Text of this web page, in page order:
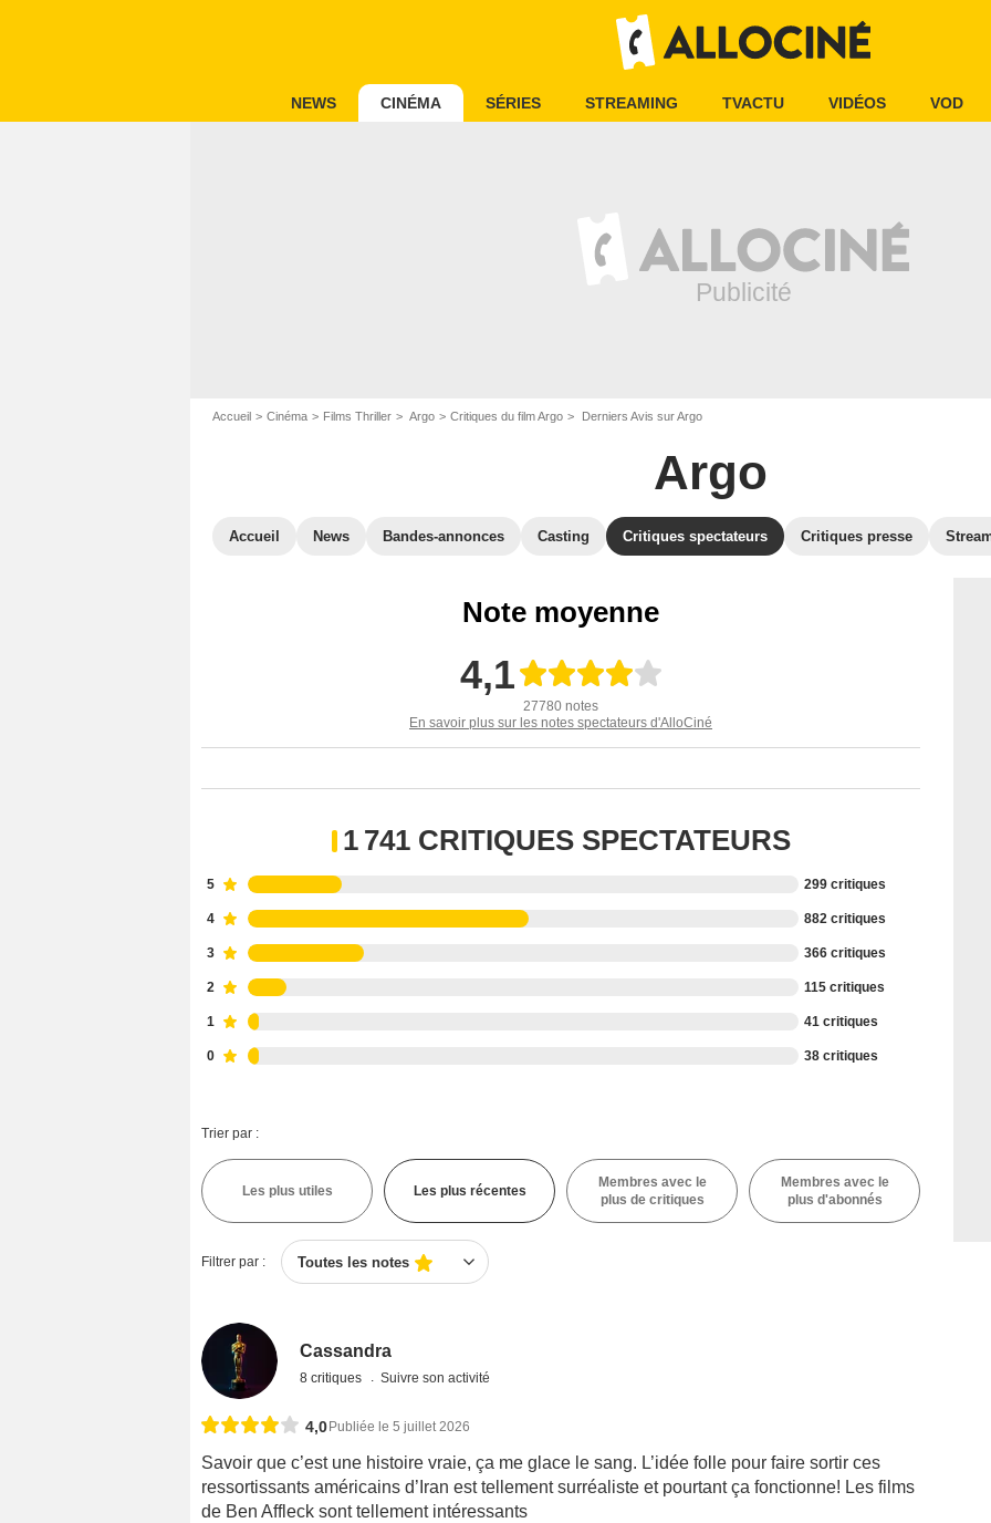
NEWS CINÉMA SÉRIES STREAMING TVACTU VIDÉOS VOD
Accueil Cinéma Films Thriller Argo Critiques du film Argo Derniers Avis sur Argo
Argo
Accueil News Bandes-annonces Casting Critiques spectateurs Critiques presse
Note moyenne
4,1
27780 notes
En savoir plus sur les notes spectateurs d'AlloCiné
1 741 CRITIQUES SPECTATEURS
5 299 critiques
4 882 critiques
3 366 critiques
2 115 critiques
1 41 critiques
0 38 critiques
Trier par :
Les plus utiles Les plus récentes
Membres avec le
plus de critiques
Membres avec le
plus d'abonnés
Filtrer par : Toutes les notes
Cassandra
8 critiques Suivre son activité
4,0 Publiée le 5 juillet 2026
Savoir que c’est une histoire vraie, ça me glace le sang. L’idée folle pour faire sortir ces
ressortissants américains d’Iran est tellement surréaliste et pourtant ça fonctionne! Les films
de Ben Affleck sont tellement intéressants